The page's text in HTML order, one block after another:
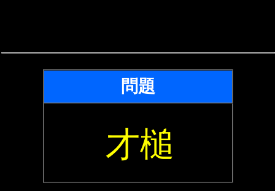
問題
才槌